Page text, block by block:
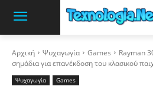
Αρχική Ψυχαγωγία Games
Rayman
σημάδια για επανέκδοση του κλασικού
Ψυχαγωγία Games